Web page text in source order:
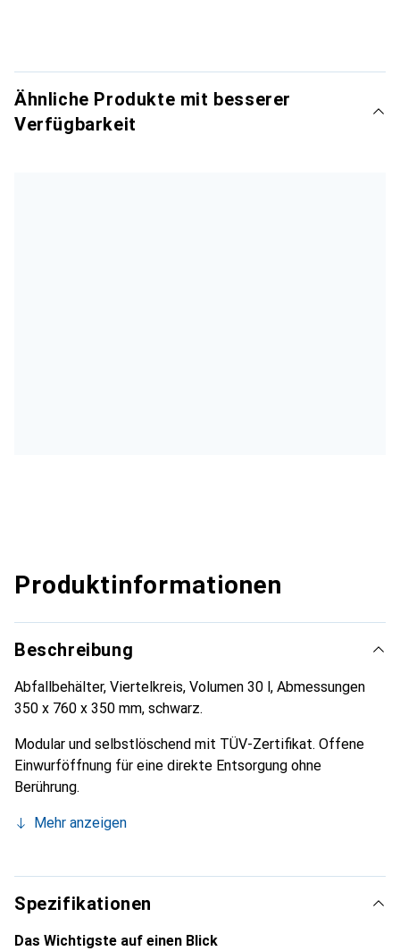
Ähnliche Produkte mit besserer
Verfügbarkeit
Produktinformationen
Beschreibung
Abfallbehälter, Viertelkreis, Volumen 30 l, Abmessungen
350 x 760 x 350 mm, schwarz.
Modular und selbstlöschend mit TÜV-Zertifikat. Offene
Einwurföffnung für eine direkte Entsorgung ohne
Berührung.
Mehr anzeigen
Spezifikationen
Das Wichtigste auf einen Blick